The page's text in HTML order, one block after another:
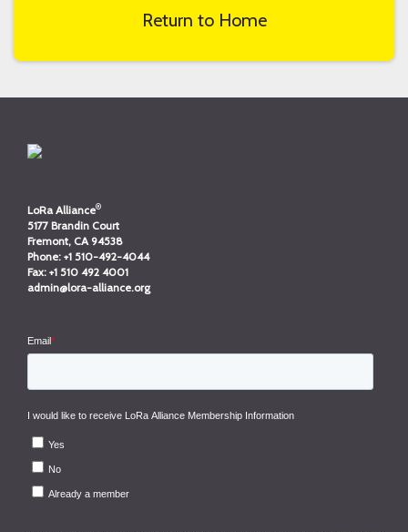
Return to Home
LoRa Alliance®
5177 Brandin Court
Fremont, CA 94538
Phone: +1 510-492-4044
Fax: +1 510 492 4001
admin@lora-alliance.org